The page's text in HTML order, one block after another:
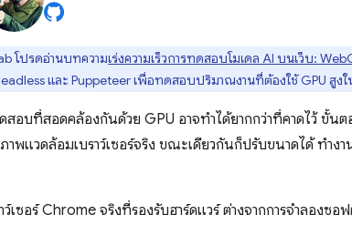
โปรดอ่านบทความเร่งความเร็วการทดสอบโมเดล AI บนเว็บ:
และ Puppeteer เพื่อทดสอบปริมาณงานที่ต้องใช้ GPU สูง
สอบที่สอดคล้องกันด้วย GPU อาจทำได้ยากกว่าที่คาดไว้ ขั้น
าพแวดล้อมเบราว์เซอร์จริง ขณะเดียวกันก็ปรับขนาดได้ ทำง
เซอร์ Chrome จริงที่รองรับฮาร์ดแวร์ ต่างจากการจําลองซอ